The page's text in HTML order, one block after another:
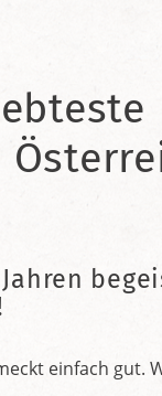
einfach gut.